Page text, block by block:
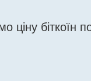
біткоїн